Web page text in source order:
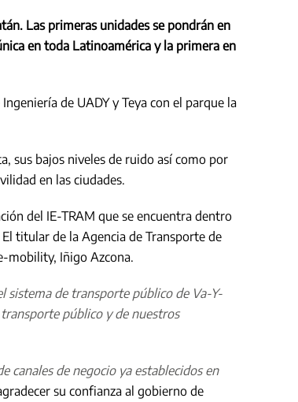
Las primeras unidades se pondrán en
en toda Latinoamérica y la primera en
de UADY y Teya con el parque la
sus bajos niveles de ruido así como por
en las ciudades.
del IE-TRAM que se encuentra dentro
titular de la Agencia de Transporte de
mobility, Iñigo Azcona.
sistema de transporte público de Va-Y-
público y de nuestros
canales de negocio ya establecidos en
su confianza al gobierno de